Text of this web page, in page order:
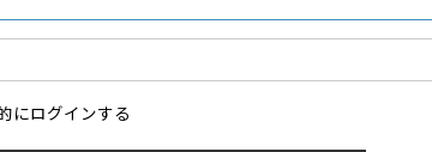
にログインする